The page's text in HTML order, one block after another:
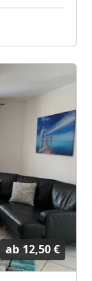
ab 12,50 €